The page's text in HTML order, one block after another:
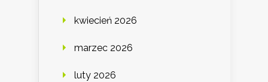
kwiecień 2026
marzec 2026
luty 2026